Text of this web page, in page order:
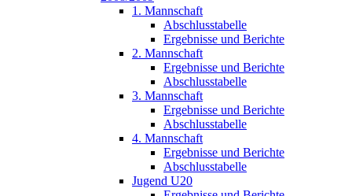
1. Mannschaft
Abschlusstabelle
Ergebnisse und Berichte
2. Mannschaft
Ergebnisse und Berichte
Abschlusstabelle
3. Mannschaft
Ergebnisse und Berichte
Abschlusstabelle
4. Mannschaft
Ergebnisse und Berichte
Abschlusstabelle
Jugend U20